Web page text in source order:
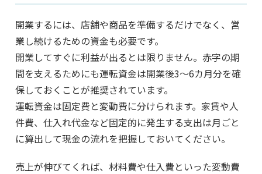
開業するには、店舗や商品を準備するだけでなく、営
業し続けるための資金も必要です。
開業してすぐに利益が出るとは限りません。赤字の期
間を支えるためにも運転資金は開業後3〜6カ月分を確
保しておくことが推奨されています。
運転資金は固定費と変動費に分けられます。家賃や人
件費、仕入れ代金など固定的に発生する支出は月ごと
に算出して現金の流れを把握しておいてください。
売上が伸びてくれば、材料費や仕入費といった変動費